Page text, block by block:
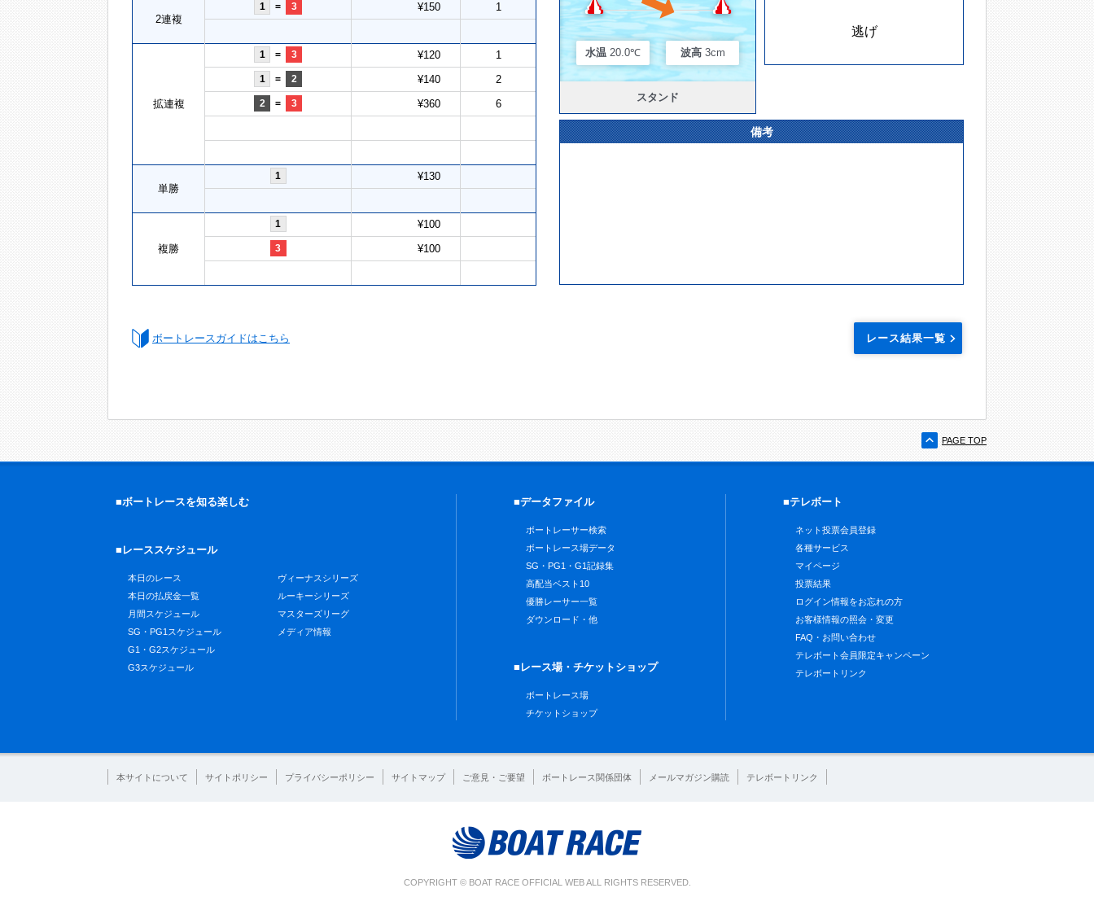
2連複
1 = 3 ¥150 1
拡連複
1 = 3 ¥120 1
1 = 2 ¥140 2
2 = 3 ¥360 6
単勝
1 ¥130
複勝
1 ¥100
3 ¥100
水温 20.0℃ 波高 3cm
スタンド
逃げ
備考
ボートレースガイドはこちら レース結果一覧
PAGE TOP
■ボートレースを知る楽しむ
■レーススケジュール
本日のレース
本日の払戻金一覧
月間スケジュール
SG・PG1スケジュール
G1・G2スケジュール
G3スケジュール
ヴィーナスシリーズ
ルーキーシリーズ
マスターズリーグ
メディア情報
■データファイル
ボートレーサー検索
ボートレース場データ
SG・PG1・G1記録集
高配当ベスト10
優勝レーサー一覧
ダウンロード・他
■レース場・チケットショップ
ボートレース場
チケットショップ
■テレボート
ネット投票会員登録
各種サービス
マイページ
投票結果
ログイン情報をお忘れの方
お客様情報の照会・変更
FAQ・お問い合わせ
テレボート会員限定キャンペーン
テレボートリンク
本サイトについて サイトポリシー プライバシーポリシー サイトマップ ご意見・ご要望 ボートレース関係団体 メールマガジン購読 テレボートリンク
COPYRIGHT © BOAT RACE OFFICIAL WEB ALL RIGHTS RESERVED.